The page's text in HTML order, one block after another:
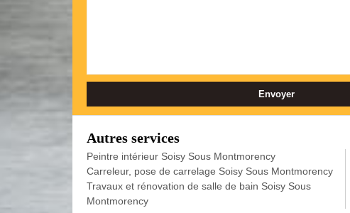
Autres services
Peintre intérieur Soisy Sous Montmorency
Carreleur, pose de carrelage Soisy Sous Montmorency
Travaux et rénovation de salle de bain Soisy Sous
Montmorency